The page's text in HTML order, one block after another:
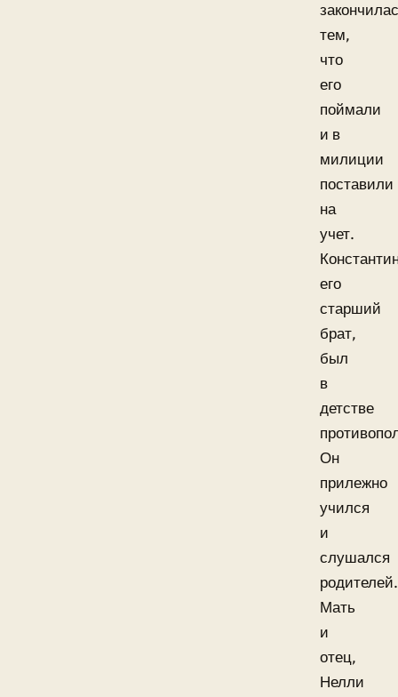
тем,
что
его
поймали
и в
милиции
поставили
на
учет.
его
старший
брат,
был
в
детстве
Он
прилежно
учился
и
слушался
родителей.
Мать
и
отец,
Нелли